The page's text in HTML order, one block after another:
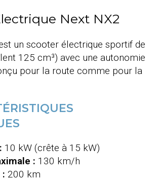
Next NX2
un scooter électrique sportif de
125 cm³) avec une autonomie
pour la route comme pour la
10 kW (crête à 15 kW)
: 130 km/h
200 km